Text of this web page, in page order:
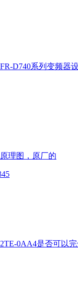
FR-D740系列变频器
理图，原厂的
0AA4是否可以